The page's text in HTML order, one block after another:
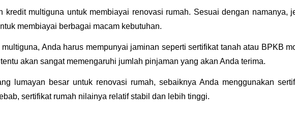
kredit multiguna untuk membiayai renovasi rumah. Sesuai dengan namanya,
membiayai berbagai macam kebutuhan.
Anda harus mempunyai jaminan seperti sertifikat tanah atau BPKB
akan sangat memengaruhi jumlah pinjaman yang akan Anda terima.
lumayan besar untuk renovasi rumah, sebaiknya Anda menggunakan
sertifikat rumah nilainya relatif stabil dan lebih tinggi.